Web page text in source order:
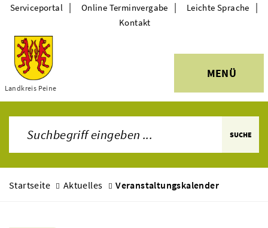
Themen
Landkreis Peine
MENÜ
Serviceportal | Online Terminvergabe | Leichte Sprache |
Kontakt
SUCHE
Startseite Aktuelles Veranstaltungskalender